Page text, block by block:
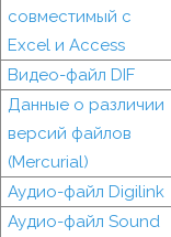
совместимый с
Excel и Access
Видео-файл DIF
Данные о различии
версий файлов
(Mercurial)
Аудио-файл Digilink
Аудио-файл Sound